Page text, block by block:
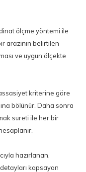
ölçme yöntemi ile
arazinin belirtilen
ve uygun ölçekte
kriterine göre
bölünür. Daha sonra
sureti ile her bir
hazırlanan,
kapsayan